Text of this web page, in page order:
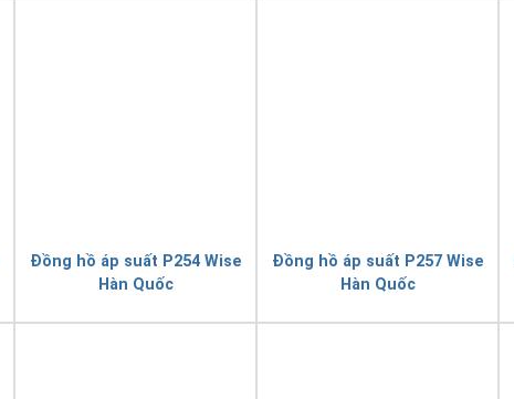
Đồng hồ áp suất P254 Wise
Hàn Quốc
Đồng hồ áp suất P257 Wise
Hàn Quốc